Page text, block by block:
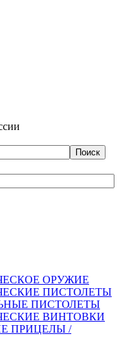
ОРУЖИЕ
ПИСТОЛЕТЫ
ПИСТОЛЕТЫ
ВИНТОВКИ
ПРИЦЕЛЫ /